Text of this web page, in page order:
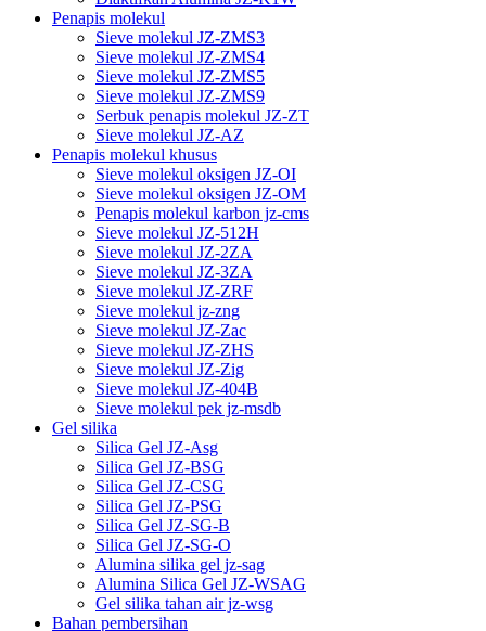
Penapis molekul
Sieve molekul JZ-ZMS3
Sieve molekul JZ-ZMS4
Sieve molekul JZ-ZMS5
Sieve molekul JZ-ZMS9
Serbuk penapis molekul JZ-ZT
Sieve molekul JZ-AZ
Penapis molekul khusus
Sieve molekul oksigen JZ-OI
Sieve molekul oksigen JZ-OM
Penapis molekul karbon jz-cms
Sieve molekul JZ-512H
Sieve molekul JZ-2ZA
Sieve molekul JZ-3ZA
Sieve molekul JZ-ZRF
Sieve molekul jz-zng
Sieve molekul JZ-Zac
Sieve molekul JZ-ZHS
Sieve molekul JZ-Zig
Sieve molekul JZ-404B
Sieve molekul pek jz-msdb
Gel silika
Silica Gel JZ-Asg
Silica Gel JZ-BSG
Silica Gel JZ-CSG
Silica Gel JZ-PSG
Silica Gel JZ-SG-B
Silica Gel JZ-SG-O
Alumina silika gel jz-sag
Alumina Silica Gel JZ-WSAG
Gel silika tahan air jz-wsg
Bahan pembersihan